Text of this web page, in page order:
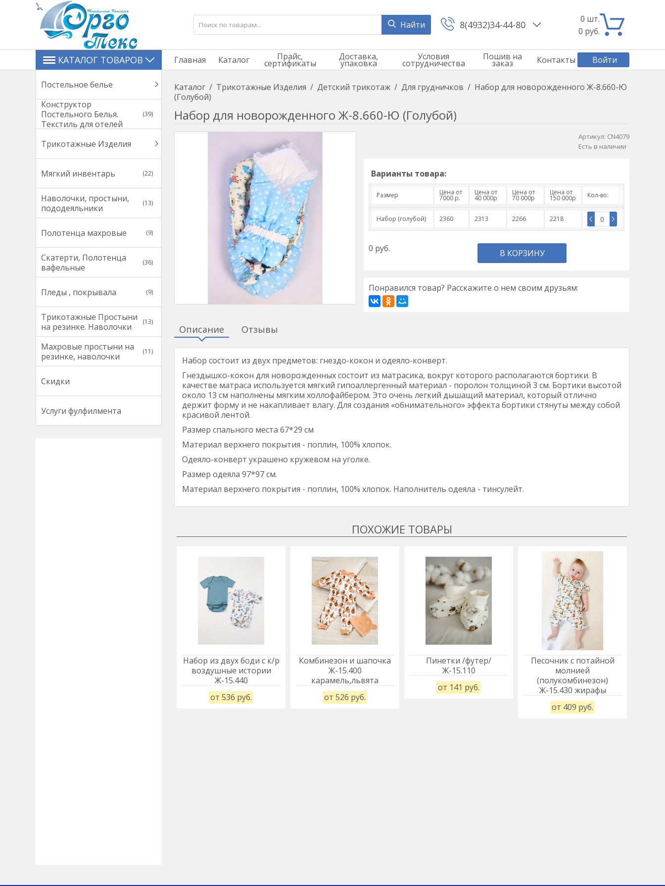
Найти 8(4932)34-44-80
0 шт.
0 руб.
КАТАЛОГ ТОВАРОВ
Постельное белье
Конструктор
Постельного Белья.
Текстиль для отелей
(39)
Трикотажные Изделия
Мягкий инвентарь (22)
Наволочки, простыни,
пододеяльники
(13)
Полотенца махровые (9)
Скатерти, Полотенца
вафельные
(36)
Пледы , покрывала (9)
Трикотажные Простыни
на резинке. Наволочки
(13)
Махровые простыни на
резинке, наволочки
(11)
Скидки
Услуги фулфилмента
Главная Каталог Прайс,
сертификаты
Доставка,
упаковка
Условия
сотрудничества
Пошив на
заказ Контакты Войти
Каталог / Трикотажные Изделия / Детский трикотаж / Для грудничков / Набор для новорожденного Ж-8.660-Ю
(Голубой)
Набор для новорожденного Ж-8.660-Ю (Голубой)
Артикул: CN4079
Есть в наличии
Варианты товара:
Размер Цена от
7000 р.
Цена от
40 000р
Цена от
70 000р
Цена от
150 000р Кол-во:
Набор (голубой) 2360 2313 2266 2218
0 руб. В КОРЗИНУ
Понравился товар? Расскажите о нем своим друзьям:
Описание Отзывы
Набор состоит из двух предметов: гнездо-кокон и одеяло-конверт.
Гнездышко-кокон для новорожденных состоит из матрасика, вокруг которого располагаются бортики. В
качестве матраса используется мягкий гипоаллергенный материал - поролон толщиной 3 см. Бортики высотой
около 13 см наполнены мягким холлофайбером. Это очень легкий дышащий материал, который отлично
держит форму и не накапливает влагу. Для создания «обнимательного» эффекта бортики стянуты между собой
красивой лентой.
Размер спального места 67*29 см
Материал верхнего покрытия - поплин, 100% хлопок.
Одеяло-конверт украшено кружевом на уголке.
Размер одеяла 97*97 см.
Материал верхнего покрытия - поплин, 100% хлопок. Наполнитель одеяла - тинсулейт.
Набор из двух боди с к/р
воздушные истории
Ж-15.440
от 536 руб.
Комбинезон и шапочка
Ж-15.400
карамель,львята
от 526 руб.
Пинетки /футер/
Ж-15.110
от 141 руб.
Песочник с потайной
молнией
(полукомбинезон)
Ж-15.430 жирафы
от 409 руб.